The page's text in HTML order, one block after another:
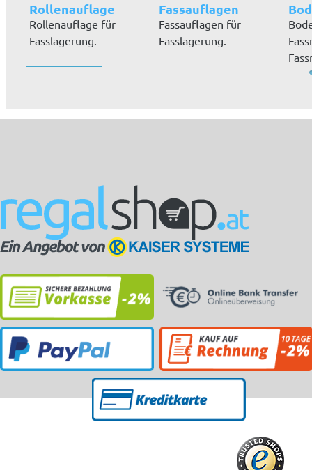
Rollenauflage
Rollenauflage für
Fasslagerung.
Fassauflagen
Fassauflagen für
Fasslagerung.